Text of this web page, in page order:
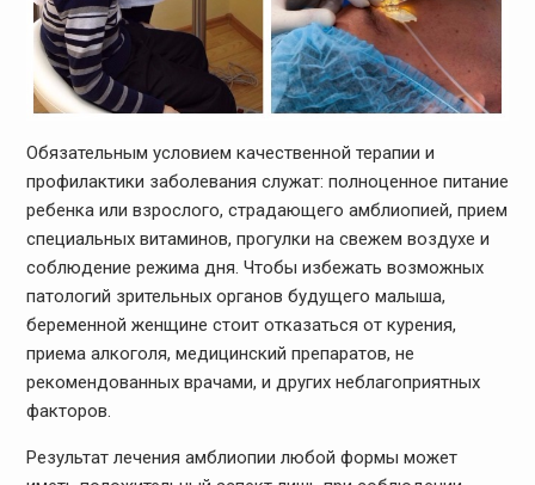
Обязательным условием качественной терапии и
профилактики заболевания служат: полноценное питание
ребенка или взрослого, страдающего амблиопией, прием
специальных витаминов, прогулки на свежем воздухе и
соблюдение режима дня. Чтобы избежать возможных
патологий зрительных органов будущего малыша,
беременной женщине стоит отказаться от курения,
приема алкоголя, медицинский препаратов, не
рекомендованных врачами, и других неблагоприятных
факторов.
Результат лечения амблиопии любой формы может